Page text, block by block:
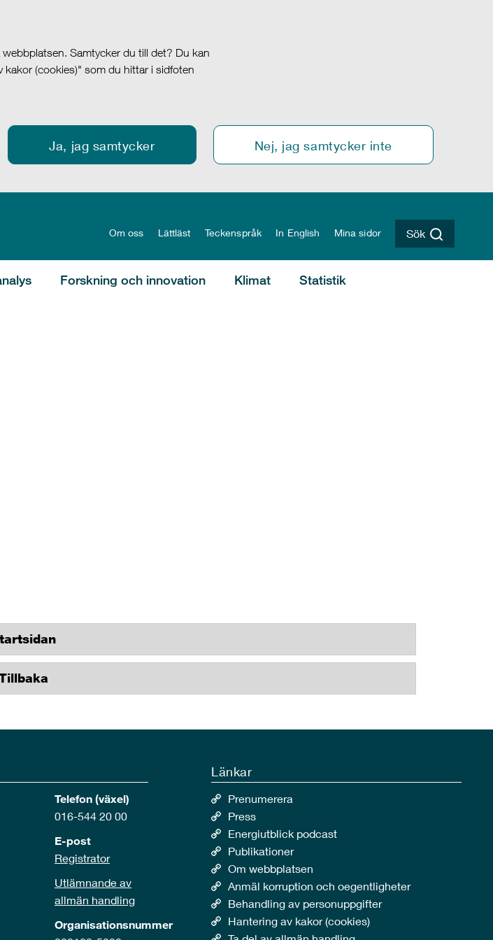
Samtycker du till det? Du kan
kakor (cookies)" som du hittar i sidfoten
Ja, jag samtycker Nej, jag samtycker inte
Om oss Lättläst Teckenspråk In English Mina sidor Sök
Forskning och innovation Klimat Statistik
Telefon (växel)
016-544 20 00
E-post
Registrator
Utlämnande av
allmän handling
Organisationsnummer
Länkar
Prenumerera
Press
Energiutblick podcast
Publikationer
Om webbplatsen
Anmäl korruption och oegentligheter
Behandling av personuppgifter
Hantering av kakor (cookies)